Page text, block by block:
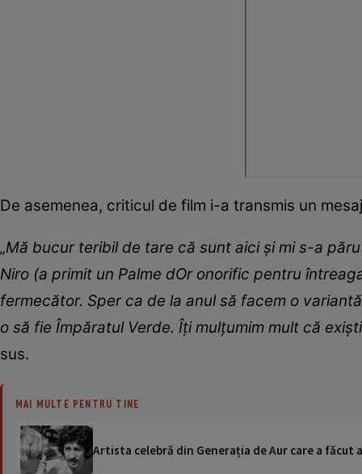
De asemenea, criticul de film i-a transmis un
„Mă bucur teribil de tare că sunt aici și mi s-a
Niro (a primit un Palme dOr onorific pentru
fermecător. Sper ca de la anul să facem o
o să fie Împăratul Verde. Îți mulțumim mult că
sus.
MAI MULTE PENTRU TINE
Artista celebră din Generația de Aur care a